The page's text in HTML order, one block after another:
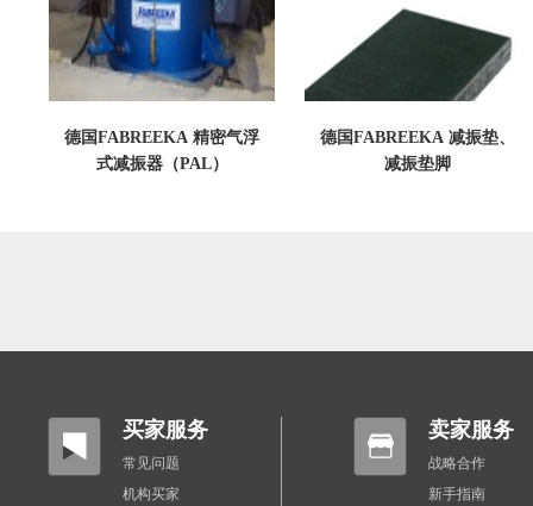
德国FABREEKA 精密气浮
式减振器（PAL）
德国FABREEKA 减振垫、
减振垫脚
买家服务
常见问题
机构买家
卖家服务
战略合作
新手指南